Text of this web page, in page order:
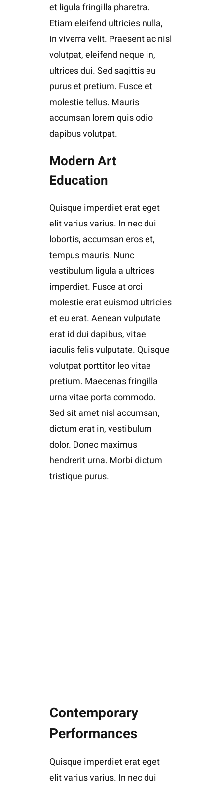
et ligula fringilla pharetra.
Etiam eleifend ultricies nulla,
in viverra velit. Praesent ac nisl
volutpat, eleifend neque in,
ultrices dui. Sed sagittis eu
purus et pretium. Fusce et
molestie tellus. Mauris
accumsan lorem quis odio
dapibus volutpat.
Modern Art
Education
Quisque imperdiet erat eget
elit varius varius. In nec dui
lobortis, accumsan eros et,
tempus mauris. Nunc
vestibulum ligula a ultrices
imperdiet. Fusce at orci
molestie erat euismod ultricies
et eu erat. Aenean vulputate
erat id dui dapibus, vitae
iaculis felis vulputate. Quisque
volutpat porttitor leo vitae
pretium. Maecenas fringilla
urna vitae porta commodo.
Sed sit amet nisl accumsan,
dictum erat in, vestibulum
dolor. Donec maximus
hendrerit urna. Morbi dictum
tristique purus.
Contemporary
Performances
Quisque imperdiet erat eget
elit varius varius. In nec dui